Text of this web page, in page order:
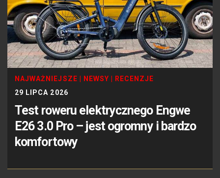
NAJWAŻNIEJSZE NEWSY
RECENZJE
29 LIPCA 2026
Test roweru elektrycznego Engwe
E26 3.0 Pro – jest ogromny i bardzo
komfortowy